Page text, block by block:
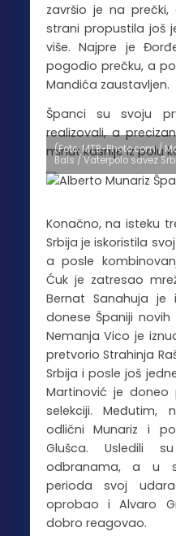
završio je na
strani propustila još
više. Najpre je
pogodio prečku, a
Mandića zaustavljen.
Španci su svoju
realizovali, a
minut kasnije iz polu
(Foto: MTB-Photo.com /
Bals / Vaterpolo savez
Konačno, na isteku
Srbija je iskoristila
a posle
Ćuk je zatresao
Bernat Sanahuja je
donese Španiji
Nemanja Vico je
pretvorio Strahinja
Srbija i posle još
Martinović je
selekciji.
odlični Munariz i
Glušca. Usledili
odbranama, a u
perioda svoj
oprobao i Alvaro
dobro reagovao.